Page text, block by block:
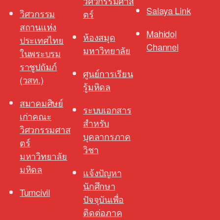
วิศวกรรม
สถานแห่ง
ประเทศไทย
ในพระบรม
ราชูปถัมภ์
(วสท.)
สมาคมศิษย์
เก่าคณะ
วิศวกรรมศาส
ตร์
มหาวิทยาลัย
มหิดล
Tumcivil
ตร์
ห้องสมุด
มหาวิทยาลัย
ศูนย์การเรียน
รู้มหิดล
ระบบเอกสาร
สำหรับ
บุคลากรภาค
วิชา
แจ้งปัญหา
นักศึกษา
ปัจจุบันเพื่อ
ติดต่อภาค
Salaya Link
Mahidol
Channel